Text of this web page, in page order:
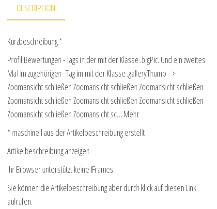
DESCRIPTION
Kurzbeschreibung *
Profil Bewertungen -Tags in der mit der Klasse .bigPic. Und ein zweites
Mal im zugehörigen -Tag im mit der Klasse .galleryThumb –>
Zoomansicht schließen Zoomansicht schließen Zoomansicht schließen
Zoomansicht schließen Zoomansicht schließen Zoomansicht schließen
Zoomansicht schließen Zoomansicht sc… Mehr
* maschinell aus der Artikelbeschreibung erstellt
Artikelbeschreibung anzeigen
Ihr Browser unterstützt keine IFrames.
Sie können die Artikelbeschreibung aber durch klick auf diesen Link
aufrufen.